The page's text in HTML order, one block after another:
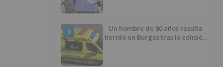
3
Un hombre de 80 años resulta
herido en Burgos tras la colisión